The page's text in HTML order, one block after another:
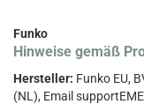
Funko
Hinweise gemäß
Hersteller: Funko EU,
(NL), Email